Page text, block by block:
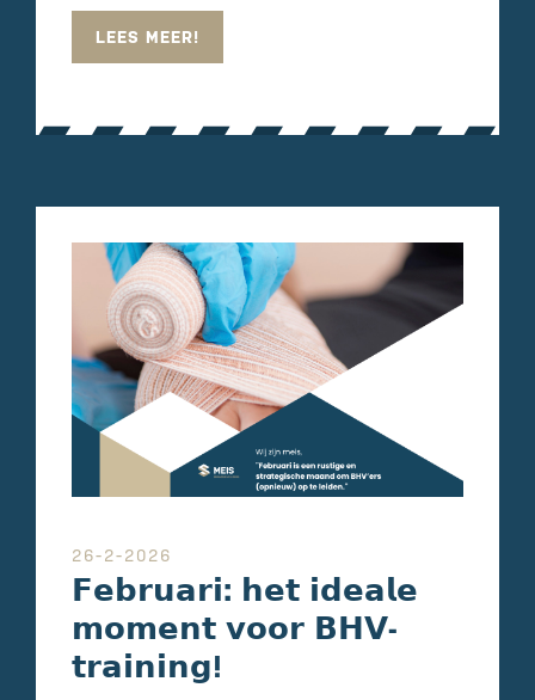
LEES MEER!
26-2-2026
𝗙𝗲𝗯𝗿𝘂𝗮𝗿𝗶: 𝗵𝗲𝘁 𝗶𝗱𝗲𝗮𝗹𝗲
𝗺𝗼𝗺𝗲𝗻𝘁 𝘃𝗼𝗼𝗿 𝗕𝗛𝗩-
𝘁𝗿𝗮𝗶𝗻𝗶𝗻𝗴!